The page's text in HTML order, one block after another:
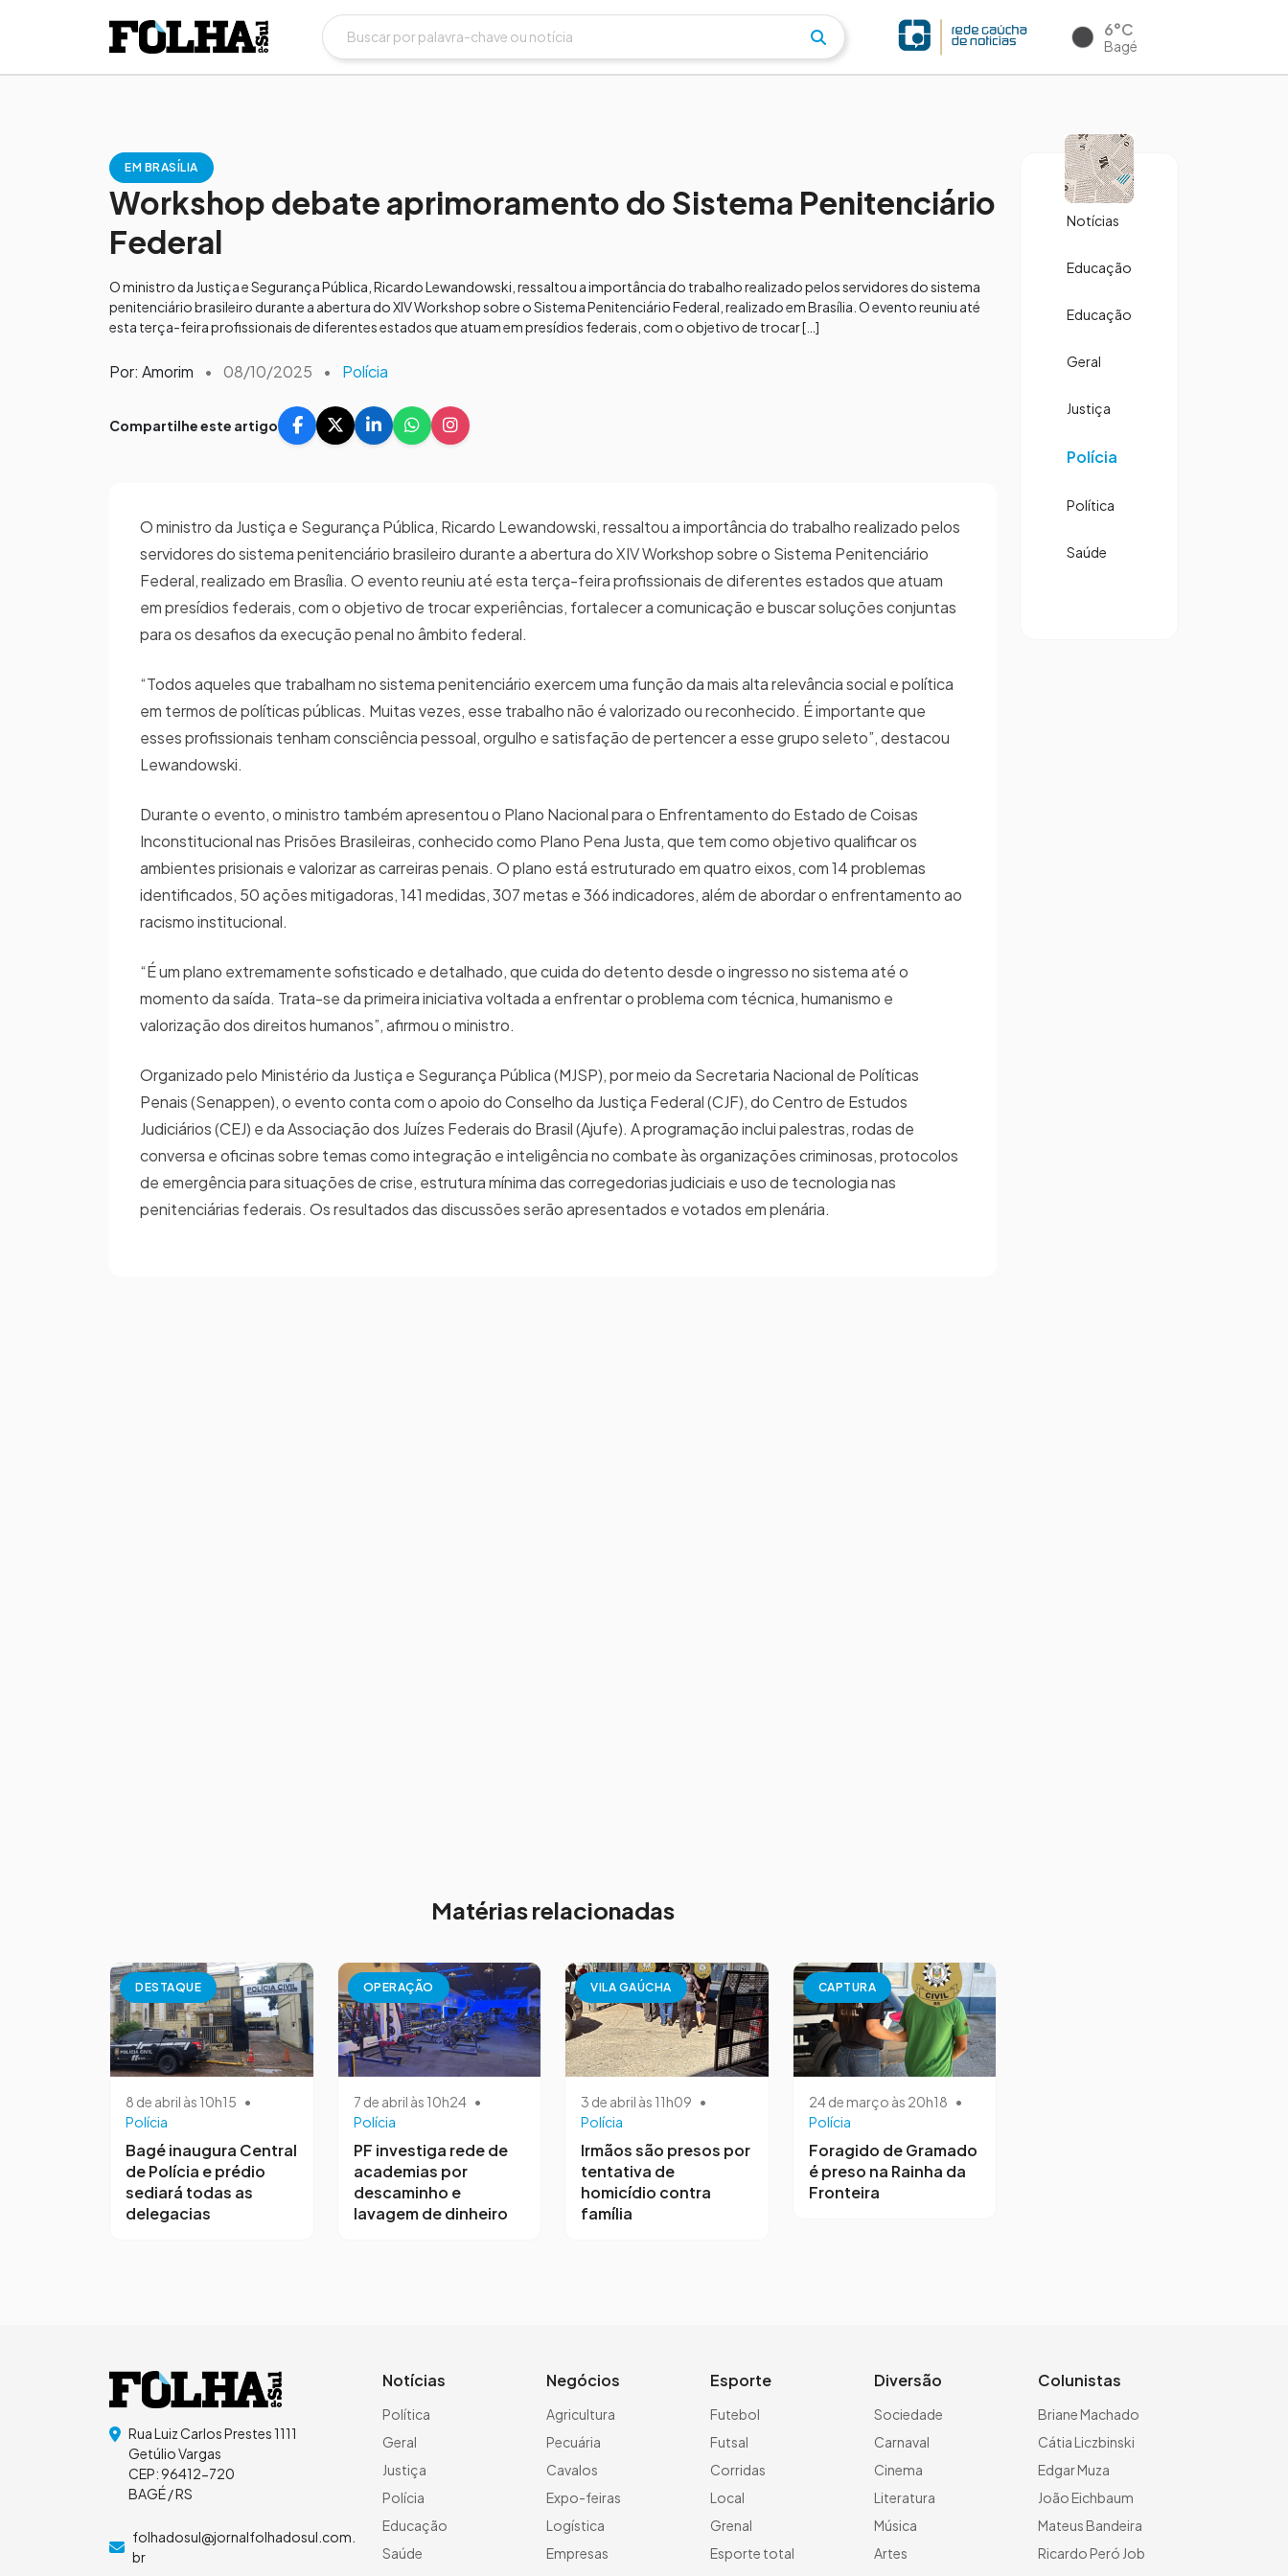
6°C
Bagé
EM BRASÍLIA
Workshop debate aprimoramento do Sistema Penitenciário
Federal
O ministro da Justiça e Segurança Pública, Ricardo Lewandowski, ressaltou a importância do trabalho realizado pelos servidores do sistema
penitenciário brasileiro durante a abertura do XIV Workshop sobre o Sistema Penitenciário Federal, realizado em Brasília. O evento reuniu até
esta terça-feira profissionais de diferentes estados que atuam em presídios federais, com o objetivo de trocar […]
Por: Amorim • 08/10/2025 • Polícia
Compartilhe este artigo
O ministro da Justiça e Segurança Pública, Ricardo Lewandowski, ressaltou a importância do trabalho realizado pelos
servidores do sistema penitenciário brasileiro durante a abertura do XIV Workshop sobre o Sistema Penitenciário
Federal, realizado em Brasília. O evento reuniu até esta terça-feira profissionais de diferentes estados que atuam
em presídios federais, com o objetivo de trocar experiências, fortalecer a comunicação e buscar soluções conjuntas
para os desafios da execução penal no âmbito federal.
“Todos aqueles que trabalham no sistema penitenciário exercem uma função da mais alta relevância social e política
em termos de políticas públicas. Muitas vezes, esse trabalho não é valorizado ou reconhecido. É importante que
esses profissionais tenham consciência pessoal, orgulho e satisfação de pertencer a esse grupo seleto”, destacou
Lewandowski.
Durante o evento, o ministro também apresentou o Plano Nacional para o Enfrentamento do Estado de Coisas
Inconstitucional nas Prisões Brasileiras, conhecido como Plano Pena Justa, que tem como objetivo qualificar os
ambientes prisionais e valorizar as carreiras penais. O plano está estruturado em quatro eixos, com 14 problemas
identificados, 50 ações mitigadoras, 141 medidas, 307 metas e 366 indicadores, além de abordar o enfrentamento ao
racismo institucional.
“É um plano extremamente sofisticado e detalhado, que cuida do detento desde o ingresso no sistema até o
momento da saída. Trata-se da primeira iniciativa voltada a enfrentar o problema com técnica, humanismo e
valorização dos direitos humanos”, afirmou o ministro.
Organizado pelo Ministério da Justiça e Segurança Pública (MJSP), por meio da Secretaria Nacional de Políticas
Penais (Senappen), o evento conta com o apoio do Conselho da Justiça Federal (CJF), do Centro de Estudos
Judiciários (CEJ) e da Associação dos Juízes Federais do Brasil (Ajufe). A programação inclui palestras, rodas de
conversa e oficinas sobre temas como integração e inteligência no combate às organizações criminosas, protocolos
de emergência para situações de crise, estrutura mínima das corregedorias judiciais e uso de tecnologia nas
penitenciárias federais. Os resultados das discussões serão apresentados e votados em plenária.
Matérias relacionadas
DESTAQUE
8 de abril às 10h15 •
Polícia
Bagé inaugura Central
de Polícia e prédio
sediará todas as
delegacias
OPERAÇÃO
7 de abril às 10h24 •
Polícia
PF investiga rede de
academias por
descaminho e
lavagem de dinheiro
VILA GAÚCHA
3 de abril às 11h09 •
Polícia
Irmãos são presos por
tentativa de
homicídio contra
família
CAPTURA
24 de março às 20h18 •
Polícia
Foragido de Gramado
é preso na Rainha da
Fronteira
Notícias
Educação
Educação
Geral
Justiça
Polícia
Política
Saúde
Rua Luiz Carlos Prestes 1111
Getúlio Vargas
CEP: 96412-720
BAGÉ / RS
folhadosul@jornalfolhadosul.com.
br
Notícias
Política
Geral
Justiça
Polícia
Educação
Saúde
Negócios
Agricultura
Pecuária
Cavalos
Expo-feiras
Logística
Empresas
Esporte
Futebol
Futsal
Corridas
Local
Grenal
Esporte total
Diversão
Sociedade
Carnaval
Cinema
Literatura
Música
Artes
Colunistas
Briane Machado
Cátia Liczbinski
Edgar Muza
João Eichbaum
Mateus Bandeira
Ricardo Peró Job